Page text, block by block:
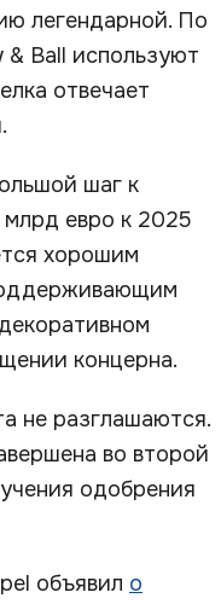
легендарной. По
Ball используют
отвечает
шаг к
евро к 2025
хорошим
концерна.
не разглашаются.
во второй
одобрения
объявил о